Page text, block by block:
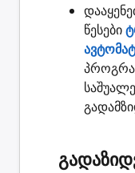
წესები